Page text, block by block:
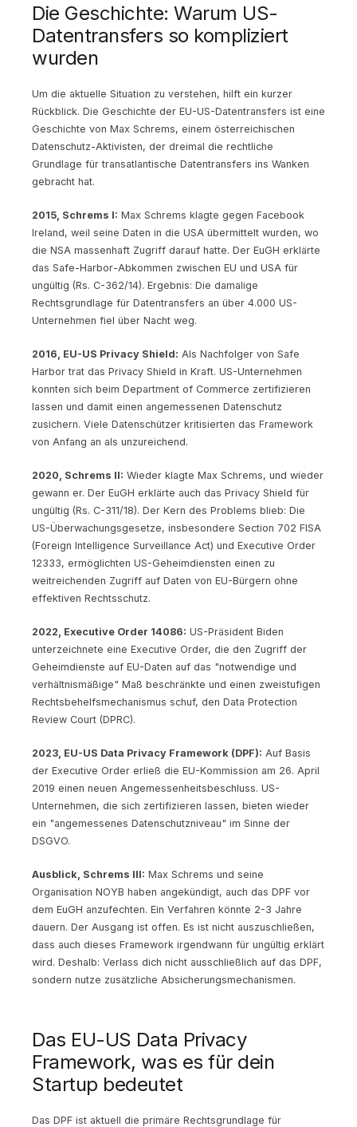
Die Geschichte: Warum US-
Datentransfers so kompliziert
wurden
Um die aktuelle Situation zu verstehen, hilft ein kurzer
Rückblick. Die Geschichte der EU-US-Datentransfers ist eine
Geschichte von Max Schrems, einem österreichischen
Datenschutz-Aktivisten, der dreimal die rechtliche
Grundlage für transatlantische Datentransfers ins Wanken
gebracht hat.
2015, Schrems I: Max Schrems klagte gegen Facebook
Ireland, weil seine Daten in die USA übermittelt wurden, wo
die NSA massenhaft Zugriff darauf hatte. Der EuGH erklärte
das Safe-Harbor-Abkommen zwischen EU und USA für
ungültig (Rs. C-362/14). Ergebnis: Die damalige
Rechtsgrundlage für Datentransfers an über 4.000 US-
Unternehmen fiel über Nacht weg.
2016, EU-US Privacy Shield: Als Nachfolger von Safe
Harbor trat das Privacy Shield in Kraft. US-Unternehmen
konnten sich beim Department of Commerce zertifizieren
lassen und damit einen angemessenen Datenschutz
zusichern. Viele Datenschützer kritisierten das Framework
von Anfang an als unzureichend.
2020, Schrems II: Wieder klagte Max Schrems, und wieder
gewann er. Der EuGH erklärte auch das Privacy Shield für
ungültig (Rs. C-311/18). Der Kern des Problems blieb: Die
US-Überwachungsgesetze, insbesondere Section 702 FISA
(Foreign Intelligence Surveillance Act) und Executive Order
12333, ermöglichten US-Geheimdiensten einen zu
weitreichenden Zugriff auf Daten von EU-Bürgern ohne
effektiven Rechtsschutz.
2022, Executive Order 14086: US-Präsident Biden
unterzeichnete eine Executive Order, die den Zugriff der
Geheimdienste auf EU-Daten auf das "notwendige und
verhältnismäßige" Maß beschränkte und einen zweistufigen
Rechtsbehelfsmechanismus schuf, den Data Protection
Review Court (DPRC).
2023, EU-US Data Privacy Framework (DPF): Auf Basis
der Executive Order erließ die EU-Kommission am 26. April
2019 einen neuen Angemessenheitsbeschluss. US-
Unternehmen, die sich zertifizieren lassen, bieten wieder
ein "angemessenes Datenschutzniveau" im Sinne der
DSGVO.
Ausblick, Schrems III: Max Schrems und seine
Organisation NOYB haben angekündigt, auch das DPF vor
dem EuGH anzufechten. Ein Verfahren könnte 2-3 Jahre
dauern. Der Ausgang ist offen. Es ist nicht auszuschließen,
dass auch dieses Framework irgendwann für ungültig erklärt
wird. Deshalb: Verlass dich nicht ausschließlich auf das DPF,
sondern nutze zusätzliche Absicherungsmechanismen.
Das EU-US Data Privacy
Framework, was es für dein
Startup bedeutet
Das DPF ist aktuell die primäre Rechtsgrundlage für